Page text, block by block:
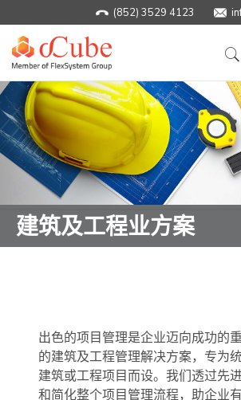
(852) 3529 4123
建筑及工程业方案
出色的项目管理是企业迈向成功的
的建筑及工程管理解决方案，专为
建筑或工程项目而设。我们透过先
和简化整个项目管理流程，助企业